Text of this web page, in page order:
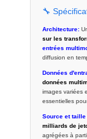
🔧
Architecture:
sur les
entrées
diffusion en
Données
données
images variées
essentielles
Source et
milliards de
agrégées à